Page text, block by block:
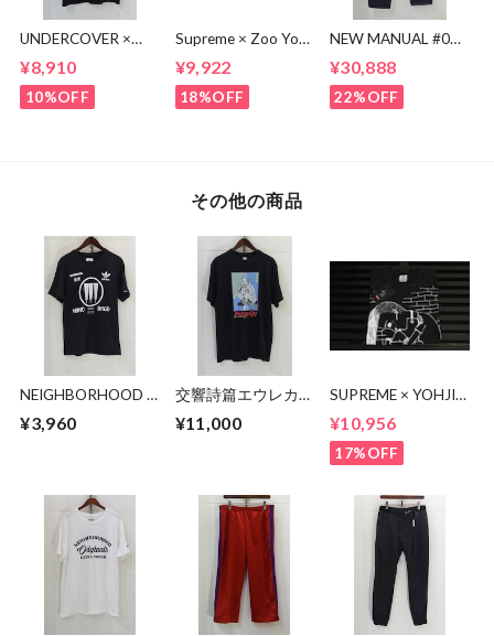
UNDERCOVER ×
KAWAMURA BEAR
TEE
¥8,910
10%OFF
Supreme × Zoo York
¥9,922
18%OFF
NEW MANUAL #017
JEANS / OW
¥30,888
22%OFF
その他の商品
NEIGHBORHOOD ×
¥3,960
交響詩篇エウレカセ
MOSH
¥11,000
SUPREME × YOHJI
Thinker Tee
¥10,956
17%OFF